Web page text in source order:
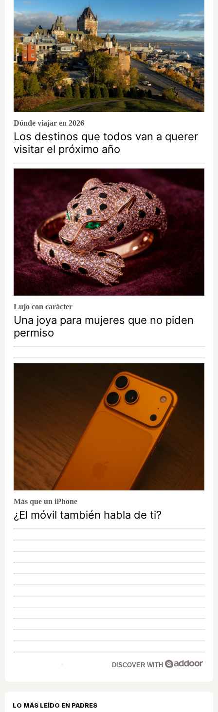
Dónde viajar en 2026
Los destinos que todos van a querer
visitar el próximo año
Lujo con carácter
Una joya para mujeres que no piden
permiso
Más que un iPhone
¿El móvil también habla de ti?
DISCOVER WITH
LO MÁS LEÍDO EN PADRES